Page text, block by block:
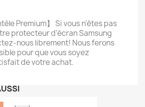
Premium】 Si vous n'êtes pas
protecteur d'écran Samsung
nous librement! Nous ferons
pour que vous soyez
de votre achat.